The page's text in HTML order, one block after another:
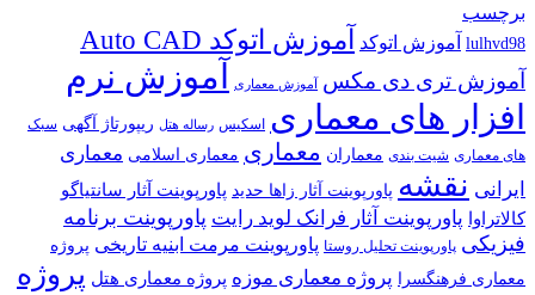
برچسب
lulhvd98 آموزش اتوکد آموزش اتوکد Auto CAD
آموزش تری دی مکس آموزش معماری
آموزش نرم
افزار های معماری اسکیس رساله هتل ریپورتاژ آگهی سبک
های معماری شیت بندی معماران معماری معماری اسلامی معماری
ایرانی نقشه پاورپوینت آثار زاها حدید پاورپوینت آثار سانتیاگو
کالاتراوا پاورپوینت آثار فرانک لوید رایت پاورپوینت برنامه
فیزیکی پاورپوینت تحلیل روستا پاورپوینت مرمت ابنیه تاریخی پروژه
معماری فرهنگسرا پروژه معماری موزه پروژه معماری هتل پروژه